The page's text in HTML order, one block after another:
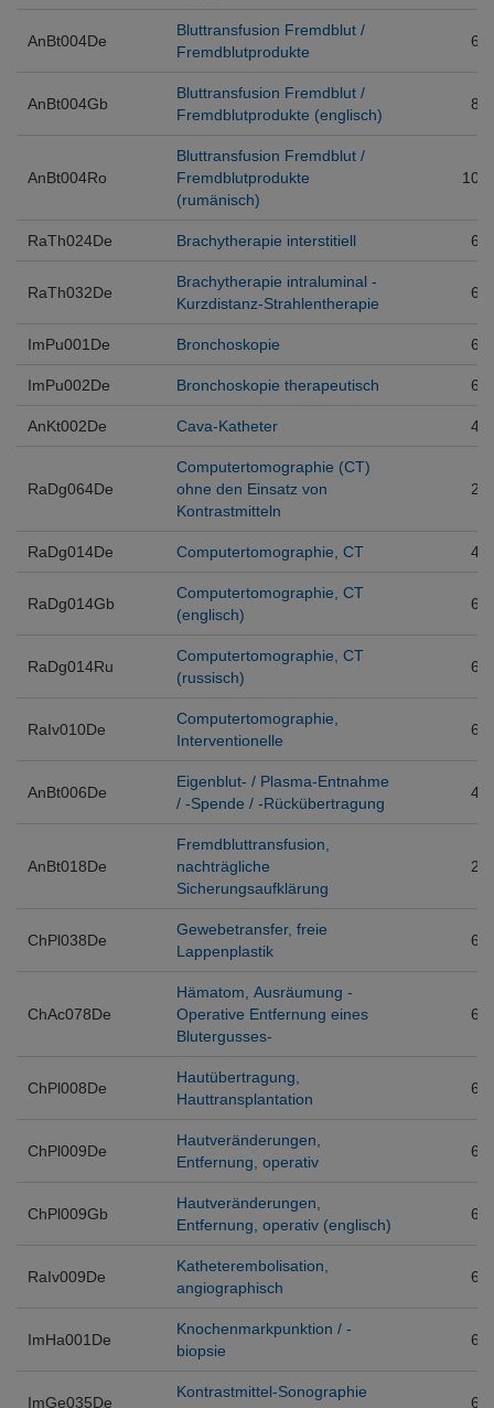
AnBt004De
Bluttransfusion Fremdblut /
Fremdblutprodukte
6
AnBt004Gb
Bluttransfusion Fremdblut /
Fremdblutprodukte (englisch)
8
AnBt004Ro
Bluttransfusion Fremdblut /
Fremdblutprodukte
(rumänisch)
10
RaTh024De Brachytherapie interstitiell 6
RaTh032De
Brachytherapie intraluminal -
Kurzdistanz-Strahlentherapie
6
ImPu001De Bronchoskopie
6
ImPu002De
Bronchoskopie therapeutisch
6
AnKt002De
Cava-Katheter 4
RaDg064De
Computertomographie (CT)
ohne den Einsatz von
Kontrastmitteln
2
RaDg014De Computertomographie, CT 4
RaDg014Gb
Computertomographie, CT
(englisch)
6
RaDg014Ru
Computertomographie, CT
(russisch)
6
RaIv010De
Computertomographie,
Interventionelle
6
AnBt006De
Eigenblut- / Plasma-Entnahme
/ -Spende / -Rückübertragung
4
AnBt018De
Fremdbluttransfusion,
nachträgliche
Sicherungsaufklärung
2
ChPl038De
Gewebetransfer, freie
Lappenplastik
6
ChAc078De
Hämatom, Ausräumung -
Operative Entfernung eines
Blutergusses-
6
ChPl008De
Hautübertragung,
Hauttransplantation
6
ChPl009De
Hautveränderungen,
Entfernung, operativ
6
ChPl009Gb
Hautveränderungen,
Entfernung, operativ (englisch)
6
RaIv009De
Katheterembolisation,
angiographisch
6
ImHa001De
Knochenmarkpunktion / -
biopsie
6
ImGe035De
Kontrastmittel-Sonographie
6